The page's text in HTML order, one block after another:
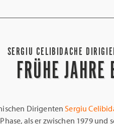
SERGIU CELIBIDACHE
FRÜHE
DirigentenSergiu
als er zwischen 1979 und